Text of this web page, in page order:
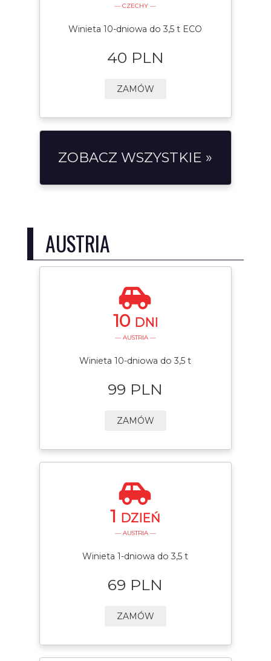
— CZECHY —
Winieta 10-dniowa do 3,5 t ECO
40 PLN
ZAMÓW
ZOBACZ WSZYSTKIE »
AUSTRIA
10 DNI
— AUSTRIA —
Winieta 10-dniowa do 3,5 t
99 PLN
ZAMÓW
1 DZIEŃ
— AUSTRIA —
Winieta 1-dniowa do 3,5 t
69 PLN
ZAMÓW